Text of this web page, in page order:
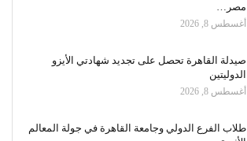
مصر…
أغسطس 8, 2026
صيدلة القاهرة تحصل على تجديد شهادتي الأيزو
الدوليتين
أغسطس 8, 2026
طلاب الفرع الدولي وجامعة القاهرة في جولة المعالم